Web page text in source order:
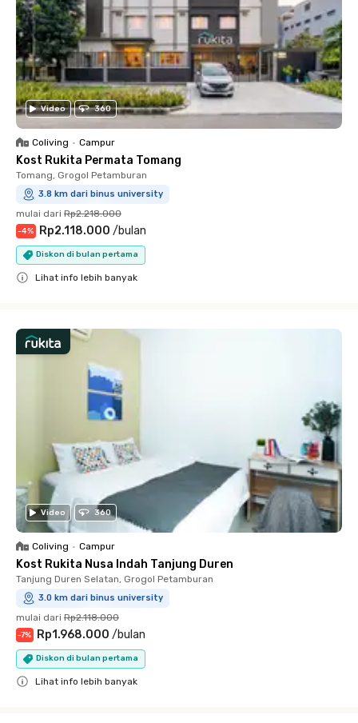
Video 360
Coliving • Campur
Kost Rukita Permata Tomang
Tomang, Grogol Petamburan
3.8 km dari binus university
mulai dari Rp2.218.000
-4% Rp2.118.000 /bulan
Diskon di bulan pertama
Lihat info lebih banyak
Video 360
Coliving • Campur
Kost Rukita Nusa Indah Tanjung Duren
Tanjung Duren Selatan, Grogol Petamburan
3.0 km dari binus university
mulai dari Rp2.118.000
-7% Rp1.968.000 /bulan
Diskon di bulan pertama
Lihat info lebih banyak